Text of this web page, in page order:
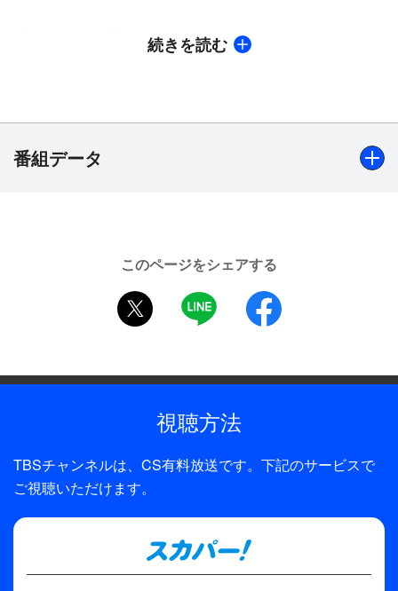
陽子が勤める美容室「サドン・ド・アール」でカッ
の中で人気美容師・杉田が北村の仕業だと決めつけ
る。そんな職場の雰囲気を和ませている加納は、常
にハサミを肌身離さずに持つ努力の人で、陽子も信
の控え室で背中にハサミを突き刺された杉田の遺体
が発見される。だがその遺体はなぜか髪の毛にまみ
続きを読む
番組データ
浅田美代子、片岡鶴太郎、細川ふみえ、デビット伊東、渡
テラー】岸田今日子
プロデューサー
大西明子
ディレクター・監督
このページをシェアする
twitter
LINE
視聴方法
TBSチャンネルは、CS有料放送です。下記のサービスで
ご視聴いただけます。